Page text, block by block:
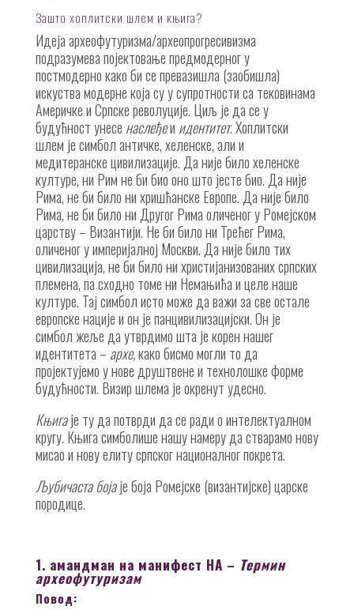
Зашто хоплитски шлем и књига?
Идеја археофутуризма/археопрогресивизма
подразумева појектовање предмодерног у
постмодерно како би се превазишла (заобишла)
искуства модерне којa су у супротности са тековинама
Америчке и Српске револуције. Циљ је да се у
будућност унесе наслеђеи идентитет. Хоплитски
шлем је симбол античке, хеленске, али и
медитеранске цивилизације. Да није било хеленске
културе, ни Рим не би био оно што јесте био. Да није
Рима, не би било ни хришћанске Европе. Да није било
Рима, не би било ни Другог Рима оличеног у Ромејском
царству – Византији. Не би било ни Трећег Рима,
оличеног у империјалној Москви. Да није било тих
цивилизација, не би било ни христијанизованих српских
племена, па сходно томе ни Немањића и целе наше
културе. Тај симбол исто може да важи за све остале
европске нације и он је панцивилизацијски. Он је
симбол жеље да утврдимо шта је корен нашег
идентитета – архе,како бисмо могли то да
пројектујемо у нове друштвене и технолошке форме
будућности. Визир шлема је окренут удесно.
Књигаје ту да потврди да се ради о интелектуалном
кругу. Књига симболише нашу намеру да стварамо нову
мисао и нову елиту српског националног покрета.
Љубичаста бојаје боја Ромејске (византијске) царске
породице.
1. амандман на манифест НА – Термин
археофутуризам
Повод: